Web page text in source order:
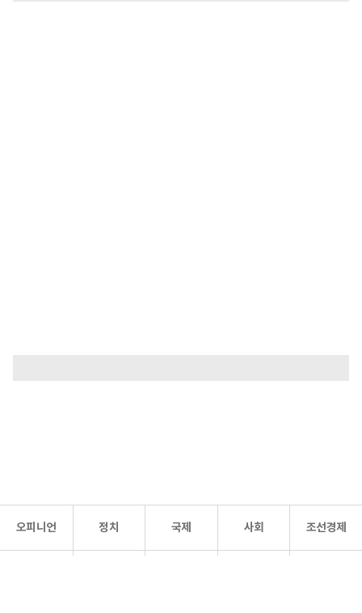
오피니언 정치 국제 사회 조선경제